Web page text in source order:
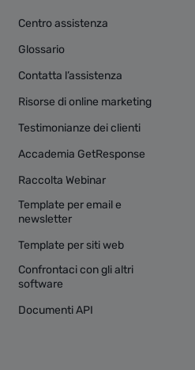
Centro assistenza
Glossario
Contatta l’assistenza
Risorse di online marketing
Testimonianze dei clienti
Accademia GetResponse
Raccolta Webinar
Template per email e
newsletter
Template per siti web
Confrontaci con gli altri
software
Documenti API